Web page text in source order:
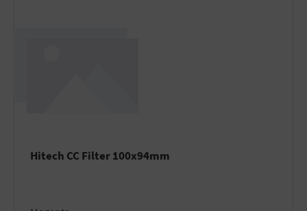
Hitech CC Filter 100x94mm